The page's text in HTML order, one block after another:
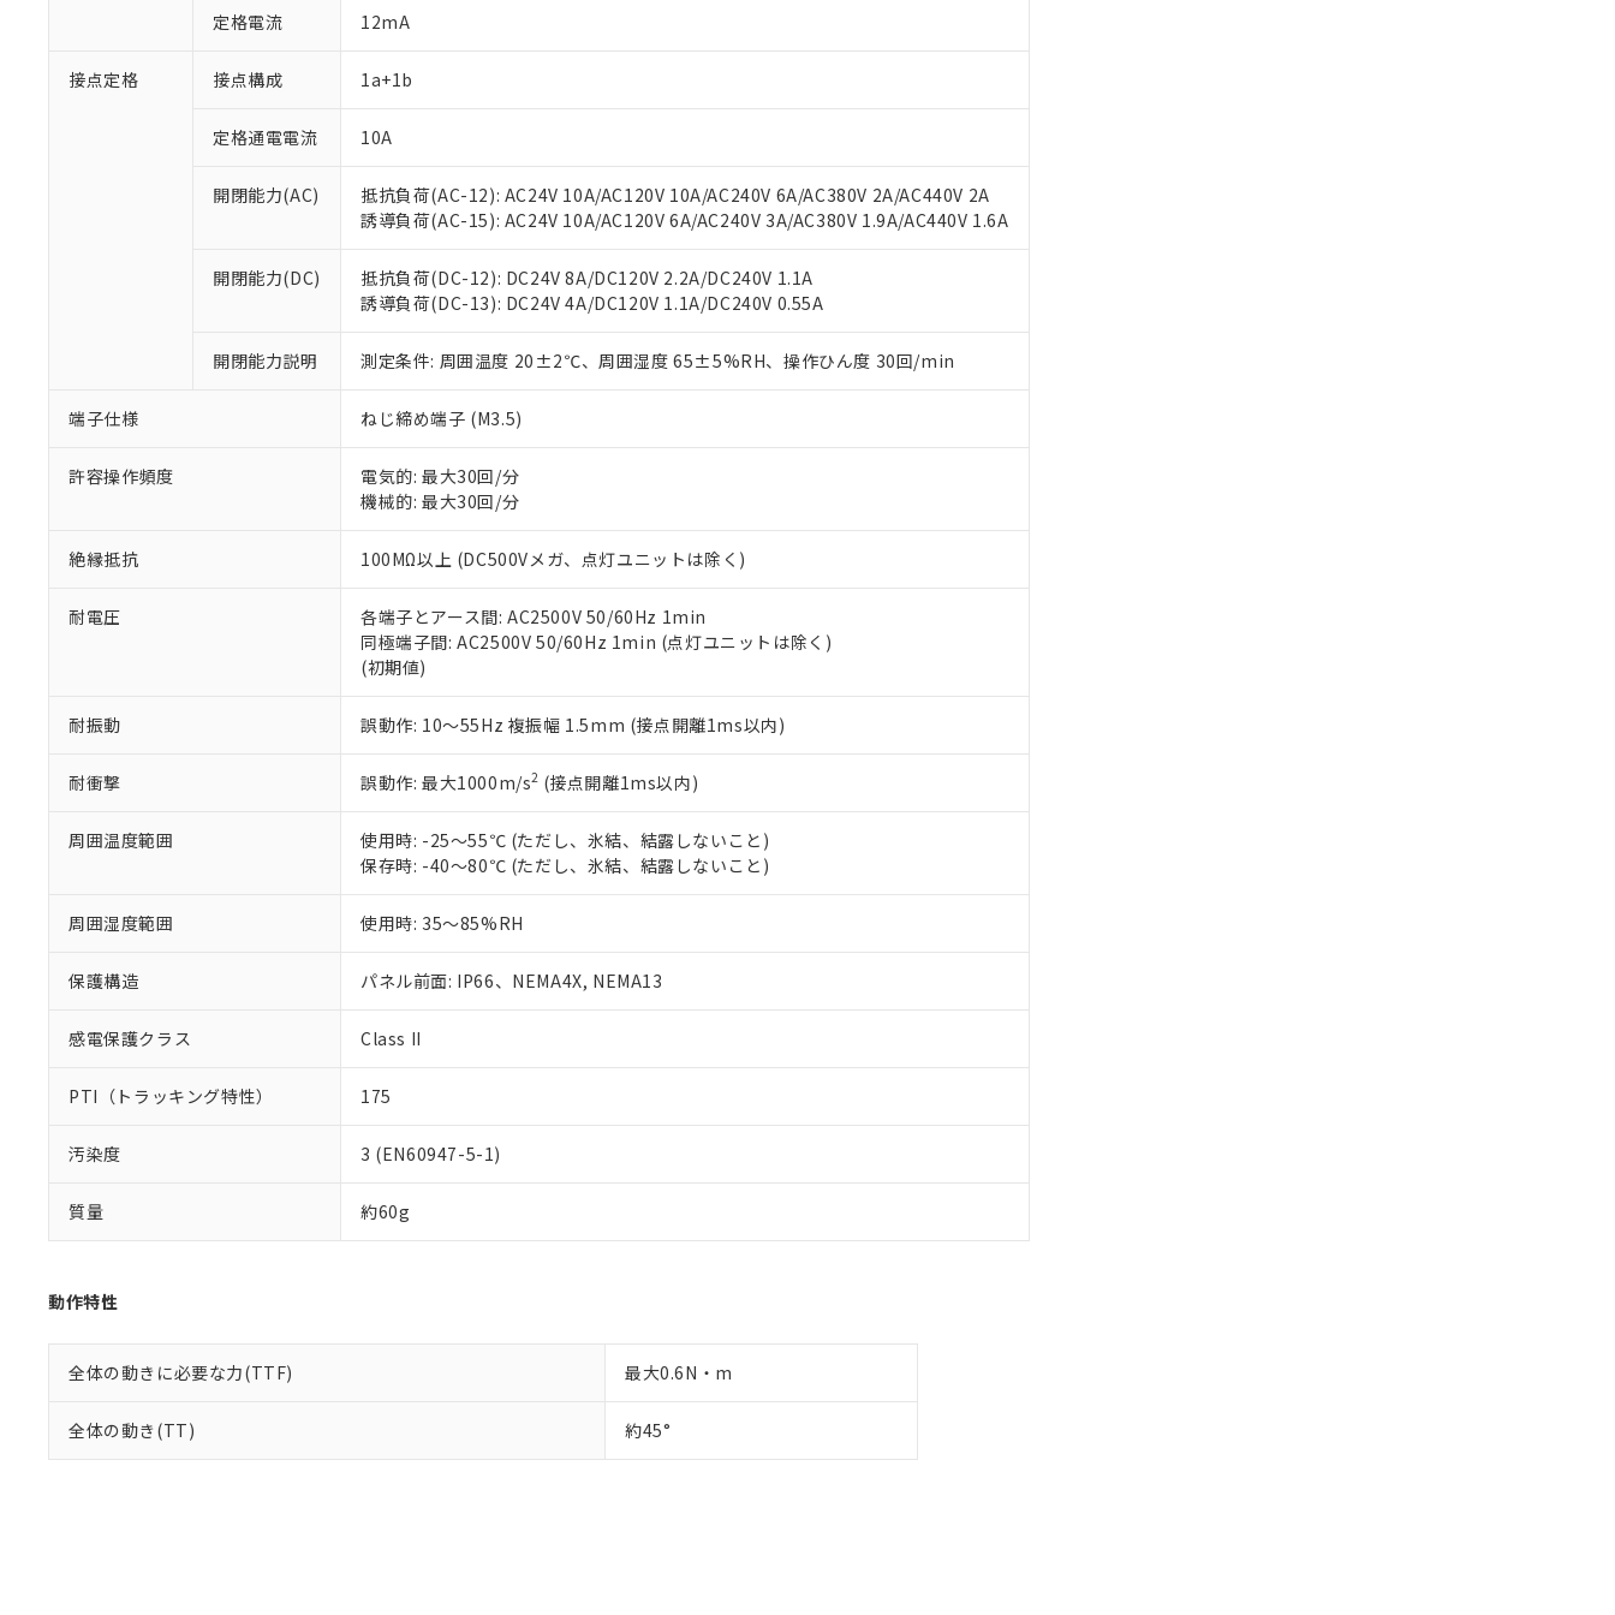
定格電流 12mA
接点定格 接点構成 1a+1b
定格通電電流 10A
開閉能力(AC)
抵抗負荷(AC-12): AC24V 10A/AC120V 10A/AC240V 6A/AC380V 2A/AC440V 2A
誘導負荷(AC-15): AC24V 10A/AC120V 6A/AC240V 3A/AC380V 1.9A/AC440V 1.6A
開閉能力(DC)
抵抗負荷(DC-12): DC24V 8A/DC120V 2.2A/DC240V 1.1A
誘導負荷(DC-13): DC24V 4A/DC120V 1.1A/DC240V 0.55A
開閉能力説明 測定条件: 周囲温度 20±2℃、周囲湿度 65±5%RH、操作ひん度 30回/min
端子仕様 ねじ締め端子 (M3.5)
許容操作頻度
電気的: 最大30回/分
機械的: 最大30回/分
絶縁抵抗 100MΩ以上 (DC500Vメガ、点灯ユニットは除く)
耐電圧
各端子とアース間: AC2500V 50/60Hz 1min
同極端子間: AC2500V 50/60Hz 1min (点灯ユニットは除く)
(初期値)
耐振動 誤動作: 10～55Hz 複振幅 1.5mm (接点開離1ms以内)
耐衝撃 誤動作: 最大1000m/s2 (接点開離1ms以内)
周囲温度範囲
使用時: -25～55℃ (ただし、氷結、結露しないこと)
保存時: -40～80℃ (ただし、氷結、結露しないこと)
周囲湿度範囲 使用時: 35～85%RH
保護構造 パネル前面: IP66、NEMA4X, NEMA13
感電保護クラス Class II
PTI（トラッキング特性） 175
汚染度 3 (EN60947-5-1)
質量 約60g
動作特性
全体の動きに必要な力(TTF) 最大0.6N・m
全体の動き(TT) 約45°
ご利用条件
以下の条件をお読みいただき、同意のうえご利用ください。
本サービスは、当社制御機器事業取扱商品の当社在庫状況および標準価格(税抜)を提供させていただ
くものです。
当社制御機器事業取扱商品の中には、本サービスの対象外となる商品もあることをご了承ください。
在庫状況および標準価格照会結果は、記載している更新日時点での社内データに基づき作成されるも
のであり、閲覧された時点での実際の在庫および標準価格とは異なる場合があることをご了承くださ
い。
正式な納期状況および標準価格はお客様のお取引先、またはお客様担当のオムロン制御機器販売店・
当社販売員にご相談ください。
オムロン制御機器販売店や当社販売拠点は「販売ネットワーク
」をご確認ください。
在庫状況および標準価格結果を当社の事前の承諾なく第三者に漏洩または開示しないようお願いしま
す。
ている必要があります。
お客様が当ウェブサイト上で当社にご登録された部品リストについて、当社および当社の共同利用者
が、当社の製品・サービスに関するお客様との取引・商談に必要な範囲で利用することをご了承くだ
さい。
※当社の共同利用者とは、"個人情報の共同利用に関して"
の「1.共同利用者の範囲」に記載されて
いる法人を指します。
対応予定なし：EU RoHS指令（10物質）の非含有に非対応の商品で、対応品を出す予定はありません。
調査・確認中：EU RoHS指令（10物質）の非含有の対応状況を調査中または確認中の商品です。
非該当品：ライセンス料など無形物で、有害物質有無と関係のない商品です。
仕入先様の事情により、非含有部品としていたものが、含有品と判明した場合などやむを得ず変更すること
があります。
鉛(Pb) 1000ppm以下、 水銀(Hg) 1000ppm以下、 カドミウム(Cd) 100ppm以下、
六価クロム(Cr(Ⅵ)) 1000ppm以下、ポリ臭化ビフェニル類(PBB) 1000ppm以下、ポリ臭化ジフェニルエーテル類(PBDE) 1000ppm以下、
フタル酸ビス(2-エチルヘキシル) (DEHP)(別名：DOP) 1000ppm以下、フタル酸ブチルベンジル（BBP） 1000ppm以下、フタル酸ジブチ
ル（DBP） 1000ppm以下、フタル酸ジイソブチル (DIBP) 1000ppm以下
但し、RoHS指令で産業用監視および制御機器に対する適用除外項目は除く。
フタル酸エステル類の４物質については閾値を超える意図的な使用がないことを確認しています。
※2 対応予定月
部品在庫の切り替え状況などにより、予定月が前後することがあります。
※3 非含有証明書ダウンロード
下記の非含有証明書をダウンロードすることができます。
EU RoHS指令（10物質）の非含有証明書
51物質の非含有証明書（当社基準）
※本証明書は発行日時点で非含有を証明するもので、過去に遡って非含有を証明するものではありません。
また、RoHS指令のフタル酸エステル類４物質の対応では、対応完了までの期間は出荷製品に未対応品が
混在することから備考欄に対応日を記載しておりました。
既に当社にて対応品への在庫切替を完了していることから、特段のことがない限り、2022年1月12日よ
「○」：最大均質材料含有率が中国RoHSの基準値以下であることを示します。
「×」：最大均質材料含有率が中国RoHSの基準値を超えていることを示します。
「－」：未確認です。当社販売部門へお問い合わせください。
*中国RoHS10物質の基準値 (GB/T26572)：
Pb(鉛) :1000ppm、 Hg(水銀) : 1000ppm、 Cd(カドミウム) : 100ppm、
Cr(Ⅵ)(六価クロム) : 1000ppm、 PBBs(ポリ臭化ビフェニル類) : 1000ppm、 PBDEs(ポリ臭化ジフェニルエーテル類) : 1000ppm、
DBP(フタル酸ジブチル) : 1000ppm、 DIBP(フタル酸ジイソブチル) : 1000ppm、 BBP(フタル酸ブチルベンジル) : 1000ppm、
※2 環境保護使用期限
「ｅ」：有害物質（10物質）のすべてが基準値以下であることを示します。
「10」：通常の使用状況下において有害物質が外部に漏えいし、環境に深刻な影響を及ぼさない年数を意
味します。
「－」：未確認です。当社販売部門へお問い合わせください。
当社は、これら貴社製品のうち、外国為替および外国貿易法に定める商品（以下｢規制貨物等」とい
う）を輸出または国外への提供する場合は、日本国政府の輸出許可(または役務取引許可)を取得する
などの必要な手続きをとります。
ます。
当社は貴社製品を、核兵器、ミサイル、化学兵器、生物兵器またはその他武器並びにこれらの製造装
置等に一切使用いたしません。
当社は、貴社製品を第三者に販売する場合は、上記1、2および3の内容を当該第三者に通知します。
また当社は、販売先および販売に係わる関係者が違法に輸出するおそれがある場合は、取り引きをい
たしません。
記
号
説明
○ 一定数以上の在庫あり
△ 一定数には満たないが在庫あり
－
在庫なし(最新の在庫状況については、お客様のお取引先、またはお客様担当のオムロン制御
機器販売店・当社販売員にご確認ください)
空
白
受注生産機種、また在庫状況の情報を公開していない機種